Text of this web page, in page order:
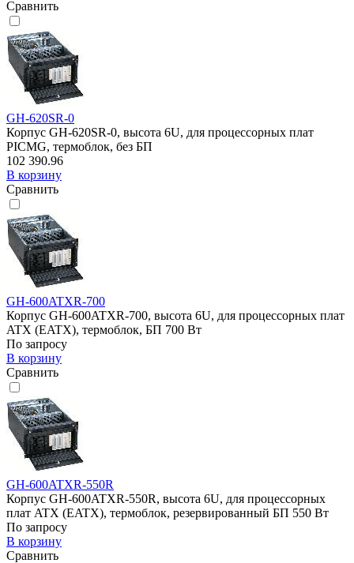
Сравнить
GH-620SR-0
Корпус GH-620SR-0, высота 6U, для процессорных плат
PICMG, термоблок, без БП
102 390.96
В корзину
Сравнить
GH-600ATXR-700
Корпус GH-600ATXR-700, высота 6U, для процессорных плат
ATX (EATX), термоблок, БП 700 Вт
По запросу
В корзину
Сравнить
GH-600ATXR-550R
Корпус GH-600ATXR-550R, высота 6U, для процессорных
плат ATX (EATX), термоблок, резервированный БП 550 Вт
По запросу
В корзину
Сравнить